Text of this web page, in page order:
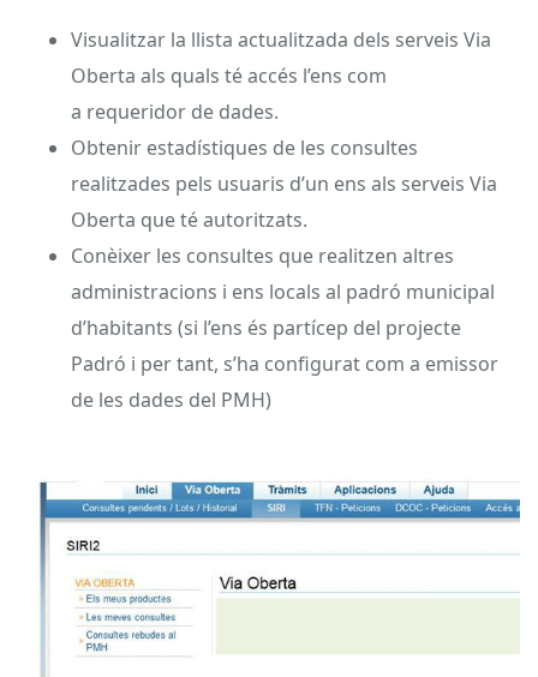
Visualitzar la llista actualitzada dels serveis Via
Oberta als quals té accés l’ens com
a requeridor de dades.
Obtenir estadístiques de les consultes
realitzades pels usuaris d’un ens als serveis Via
Oberta que té autoritzats.
Conèixer les consultes que realitzen altres
administracions i ens locals al padró municipal
d’habitants (si l’ens és partícep del projecte
Padró i per tant, s’ha configurat com a emissor
de les dades del PMH)